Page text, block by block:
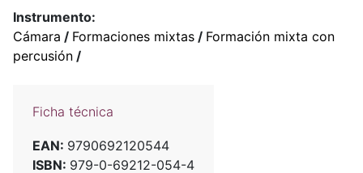
Instrumento:
Cámara / Formaciones mixtas / Formación mixta con
percusión /
Ficha técnica
EAN: 9790692120544
ISBN: 979-0-69212-054-4